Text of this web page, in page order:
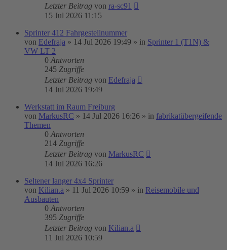
Letzter Beitrag von ra-sc91
15 Jul 2026 11:15
Sprinter 412 Fahrgestellnummer
von Edefraja » 14 Jul 2026 19:49 » in Sprinter 1 (T1N) &
VW LT 2
0 Antworten
245 Zugriffe
Letzter Beitrag von Edefraja
14 Jul 2026 19:49
Werkstatt im Raum Freiburg
von MarkusRC » 14 Jul 2026 16:26 » in fabrikatübergeifende
Themen
0 Antworten
214 Zugriffe
Letzter Beitrag von MarkusRC
14 Jul 2026 16:26
Seltener langer 4x4 Sprinter
von Kilian.a » 11 Jul 2026 10:59 » in Reisemobile und
Ausbauten
0 Antworten
395 Zugriffe
Letzter Beitrag von Kilian.a
11 Jul 2026 10:59